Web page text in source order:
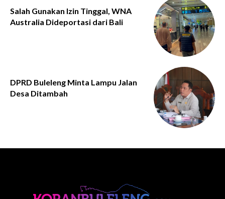
Salah Gunakan Izin Tinggal, WNA
Australia Dideportasi dari Bali
DPRD Buleleng Minta Lampu Jalan
Desa Ditambah